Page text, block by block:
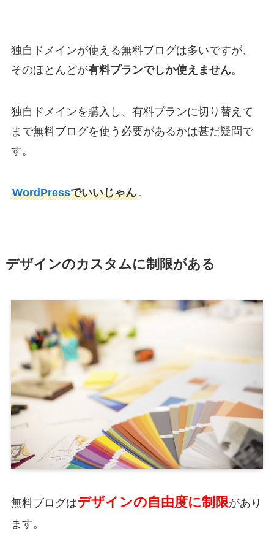
独自ドメインが使える無料ブログは多いですが、
そのほとんどが有料プランでしか使えません。
独自ドメインを購入し、有料プランに切り替えて
まで無料ブログを使う必要があるかは甚だ疑問で
す。
WordPressでいいじゃん。
デザインのカスタムに制限がある
無料ブログはデザインの自由度に制限があり
ます。